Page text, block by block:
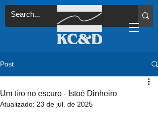
Post
Um tiro no escuro - Istoé Dinheiro
Atualizado: 23 de jul. de 2025